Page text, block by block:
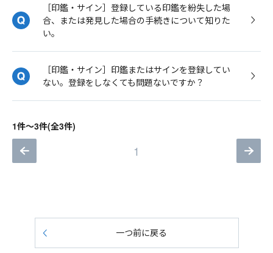
［印鑑・サイン］登録している印鑑を紛失した場
合、または発見した場合の手続きについて知りた
い。
［印鑑・サイン］印鑑またはサインを登録してい
ない。登録をしなくても問題ないですか？
1件～3件(全3件)
1
一つ前に戻る